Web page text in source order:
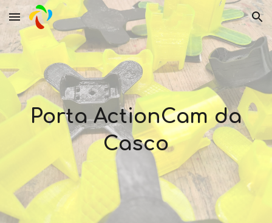
Skip to main content Skip to navigation
Porta ActionCam da
Casco